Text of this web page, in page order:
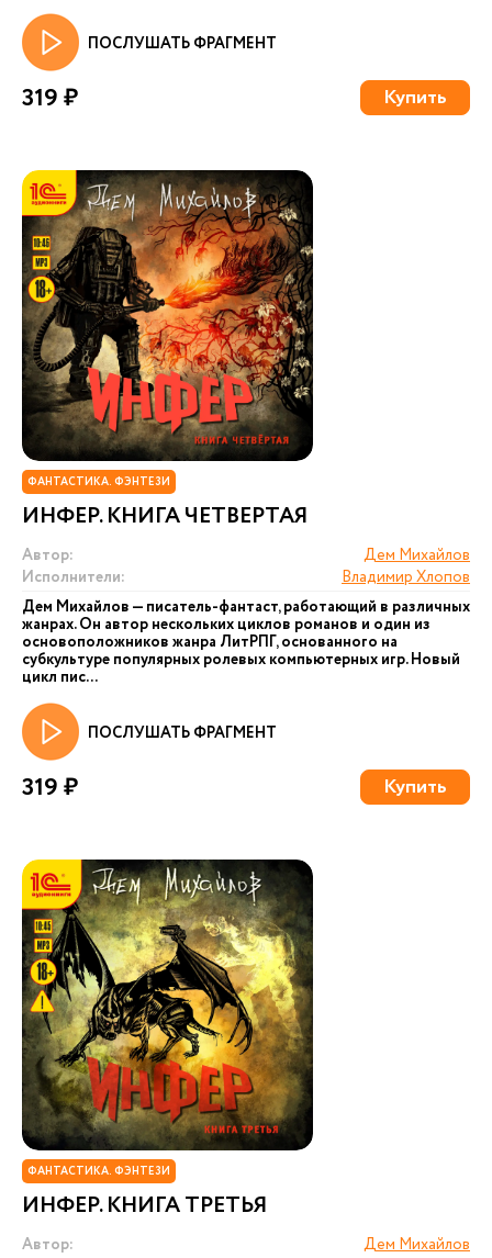
ПОСЛУШАТЬ ФРАГМЕНТ
319 ₽ Купить
ФАНТАСТИКА. ФЭНТЕЗИ
ИНФЕР. КНИГА ЧЕТВЕРТАЯ
Автор:
Дем Михайлов
Исполнители:
Владимир Хлопов
Дем Михайлов — писатель-фантаст, работающий в различных
жанрах. Он автор нескольких циклов романов и один из
основоположников жанра ЛитРПГ, основанного на
субкультуре популярных ролевых компьютерных игр. Новый
цикл пис...
ПОСЛУШАТЬ ФРАГМЕНТ
319 ₽ Купить
ФАНТАСТИКА. ФЭНТЕЗИ
ИНФЕР. КНИГА ТРЕТЬЯ
Автор:
Дем Михайлов